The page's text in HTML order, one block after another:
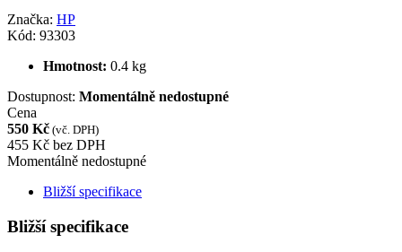
Značka: HP
Kód: 93303
Hmotnost: 0.4 kg
Dostupnost: Momentálně nedostupné
Cena
550 Kč (vč. DPH)
455 Kč bez DPH
Momentálně nedostupné
Bližší specifikace
Bližší specifikace